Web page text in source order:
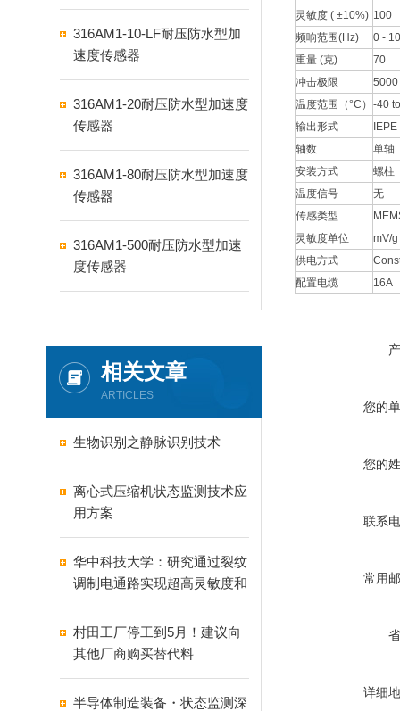
316AM1-10-LF耐压防水型加
速度传感器
316AM1-20耐压防水型加速度
传感器
316AM1-80耐压防水型加速度
传感器
316AM1-500耐压防水型加速
度传感器
相关文章
ARTICLES
生物识别之静脉识别技术
离心式压缩机状态监测技术应
用方案
华中科技大学：研究通过裂纹
调制电通路实现超高灵敏度和
宽范围的柔性应变传感器
村田工厂停工到5月！建议向
其他厂商购买替代料
半导体制造装备・状态监测深
灵敏度 ( ±10%) 100
频响范围(Hz)
0 -
重量 (克)
70
冲击极限
5000
温度范围（°C） -40
输出形式
IEPE
轴数
单轴
安装方式
螺柱
温度信号
无
传感类型
灵敏度单位
mV/g
供电方式
配置电缆
16A
您的
您的
联系
常用
详细